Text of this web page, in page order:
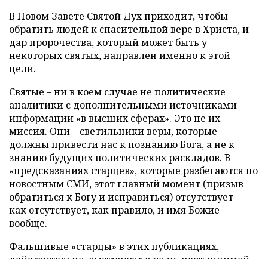
В Новом Завете Святой Дух приходит, чтобы
обратить людей к спасительной вере в Христа, и
дар пророчества, который может быть у
некоторых святых, направлен именно к этой
цели.
Святые – ни в коем случае не политические
аналитики с дополнительными источниками
информации «в высших сферах». Это не их
миссия. Они – светильники веры, которые
должны привести нас к познанию Бога, а не к
знанию будущих политических раскладов. В
«предсказаниях старцев», которые разбегаются по
новостным СМИ, этот главный момент (призыв
обратиться к Богу и исправиться) отсутствует –
как отсутствует, как правило, и имя Божие
вообще.
Фальшивые «старцы» в этих публикациях,